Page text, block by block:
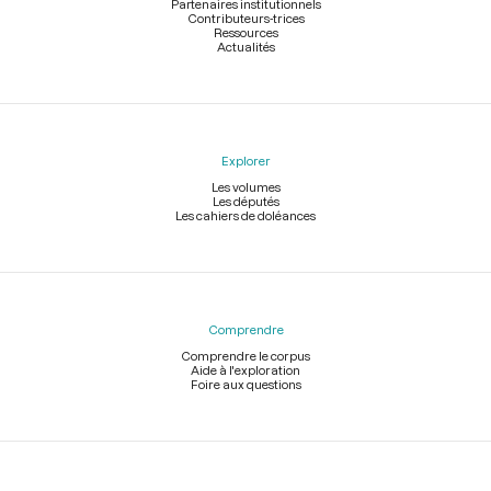
Partenaires institutionnels
Contributeurs-trices
Ressources
Actualités
Explorer
Les volumes
Les députés
Les cahiers de doléances
Comprendre
Comprendre le corpus
Aide à l'exploration
Foire aux questions